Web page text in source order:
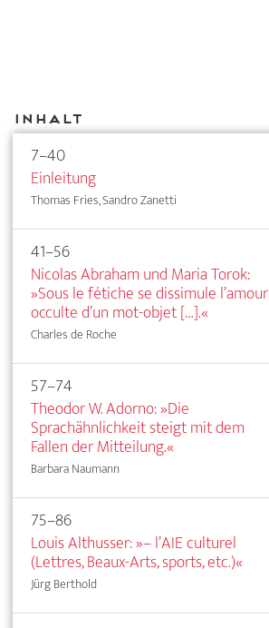
Inhalt
7–40
Einleitung
Thomas Fries, Sandro Zanetti
41–56
Nicolas Abraham und Maria Torok:
»Sous le fétiche se dissimule l’amour
occulte d’un mot-objet […].«
Charles de Roche
57–74
Theodor W. Adorno: »Die
Sprachähnlichkeit steigt mit dem
Fallen der Mitteilung.«
Barbara Naumann
75–86
Louis Althusser: »– l’AIE culturel
(Lettres, Beaux-Arts, sports, etc.)«
Jürg Berthold